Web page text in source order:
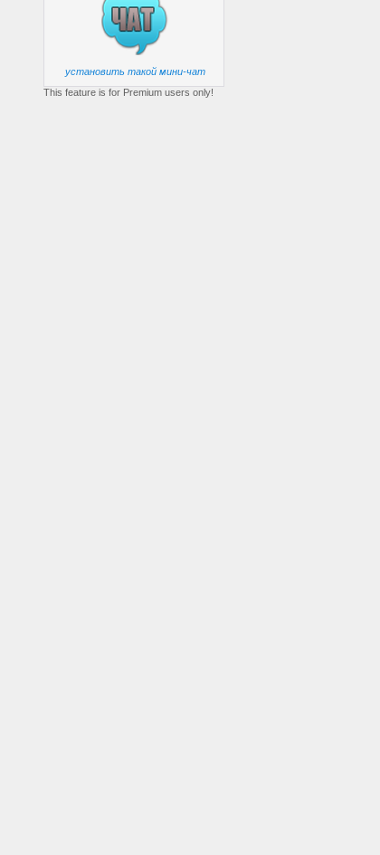
установить такой мини-чат
This feature is for Premium users only!